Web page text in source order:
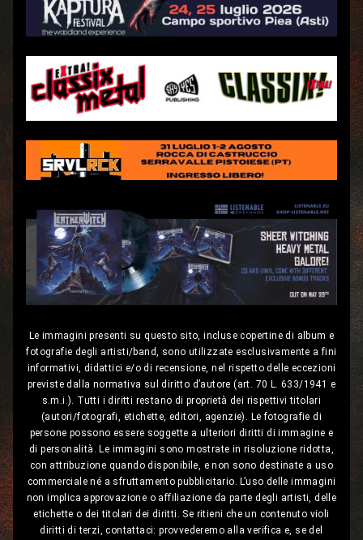
Le immagini presenti su questo sito, incluse copertine di album e
fotografie degli artisti/band, sono utilizzate esclusivamente a fini
informativi, didattici e/o di recensione, nel rispetto delle eccezioni
previste dalla normativa sul diritto d’autore (art. 70 L. 633/1941 e
s.m.i.). Tutti i diritti restano di proprietà dei rispettivi titolari
(autori/fotografi, etichette, editori, agenzie). Le fotografie di
persone possono essere soggette a ulteriori diritti di immagine e
di personalità. Le immagini sono mostrate in risoluzione ridotta,
con attribuzione quando disponibile, e non sono destinate a uso
commerciale né a sfruttamento pubblicitario. L’uso delle immagini
non implica approvazione o affiliazione da parte degli artisti, delle
etichette o dei titolari dei diritti. Se ritieni che un contenuto violi
diritti di terzi, contattaci: provvederemo alla verifica e, se del